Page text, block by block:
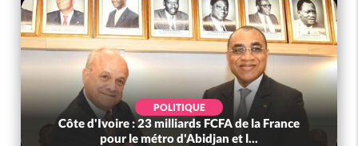
POLITIQUE
Côte d'Ivoire : 23 milliards FCFA de la France
pour le métro d'Abidjan et l...